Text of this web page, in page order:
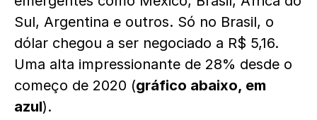
Sul, Argentina e outros. Só no Brasil, o
dólar chegou a ser negociado a R$ 5,16.
Uma alta impressionante de 28% desde o
começo de 2020 (gráfico abaixo, em
azul).